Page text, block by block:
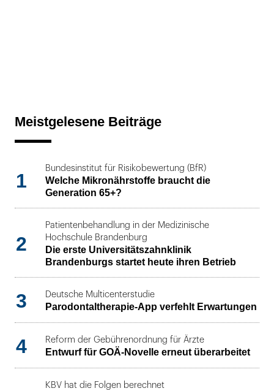
Meistgelesene Beiträge
1
Bundesinstitut für Risikobewertung (BfR)
Welche Mikronährstoffe braucht die
Generation 65+?
2
Patientenbehandlung in der Medizinische
Hochschule Brandenburg
Die erste Universitätszahnklinik
Brandenburgs startet heute ihren Betrieb
3 Deutsche Multicenterstudie
Parodontaltherapie-App verfehlt Erwartungen
4 Reform der Gebührenordnung für Ärzte
Entwurf für GOÄ-Novelle erneut überarbeitet
KBV hat die Folgen berechnet